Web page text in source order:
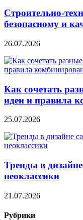
безопасному и
26.07.2026
Как сочетать
идеи и правила
25.07.2026
Тренды в
неоклассики
21.07.2026
Рубрики